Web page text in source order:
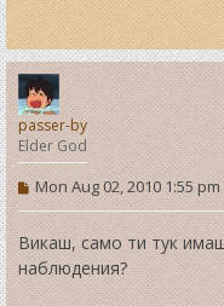
passer-by
Elder God
P
o
s
t
Mon Aug 02, 2010 1:55 pm
Викаш, само ти тук
наблюдения?